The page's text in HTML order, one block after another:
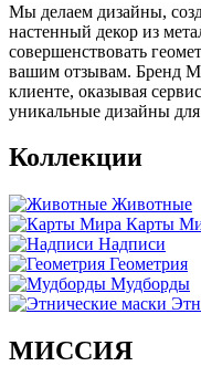
Мы делаем дизайны,
настенный декор из
совершенствовать
вашим отзывам. Бренд
клиенте, оказывая
уникальные дизайны
Коллекции
Животные
Карты
Надписи
Геометрия
Мудборды
МИССИЯ